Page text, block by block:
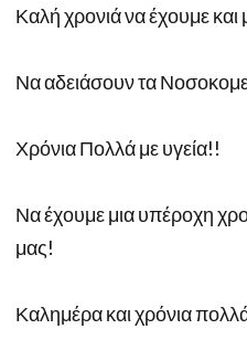
Καλή χρονιά να έχουμε και
Να αδειάσουν τα
Χρόνια Πολλά με υγεία!!
Να έχουμε μια υπέροχη
μας!
Καλημέρα και χρόνια